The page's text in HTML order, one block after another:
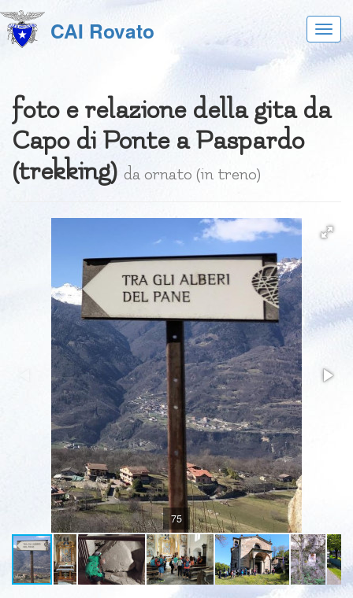
al
menu
CAI Rovato
foto e relazione della gita da
Capo di Ponte a Paspardo
(trekking) da ornato (in treno)
75